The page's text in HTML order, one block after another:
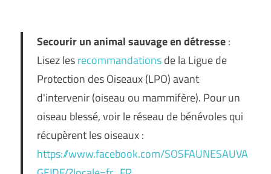
Secourir un animal sauvage en détresse:
Lisez lesrecommandationsde la Ligue de
Protection des Oiseaux (LPO) avant
d'intervenir (oiseau ou mammifère). Pour un
oiseau blessé, voir le réseau de bénévoles qui
récupèrent les oiseaux :
https://www.facebook.com/SOSFAUNESAUVA